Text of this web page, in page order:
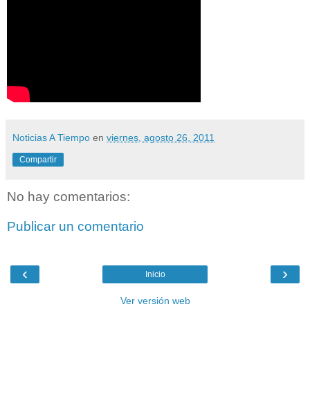
Noticias A Tiempo en viernes, agosto 26, 2011
Compartir
No hay comentarios:
Publicar un comentario
‹ ›
Inicio
Ver versión web